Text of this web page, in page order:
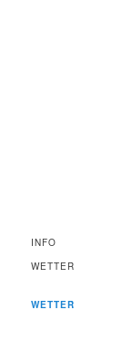
INFO
WETTER
WETTER